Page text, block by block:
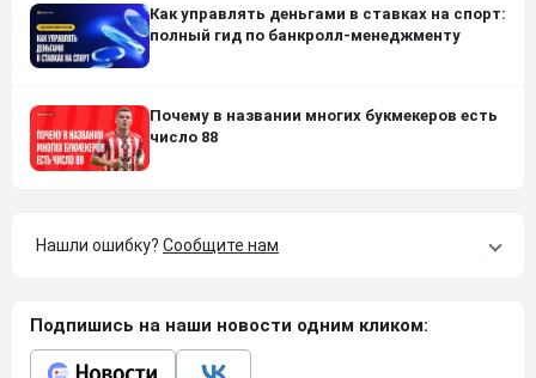
Как управлять деньгами в ставках на спорт:
полный гид по банкролл-менеджменту
Почему в названии многих букмекеров есть
число 88
Нашли ошибку? Сообщите нам
Подпишись на наши новости одним кликом: